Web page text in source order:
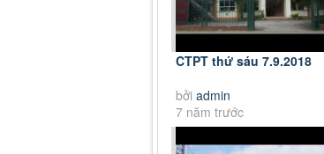
CTPT thứ sáu 7.9.2018
bởi admin
7 năm trước